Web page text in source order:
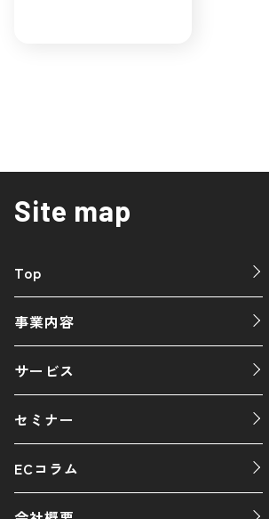
Site map
Top
事業内容
サービス
セミナー
ECコラム